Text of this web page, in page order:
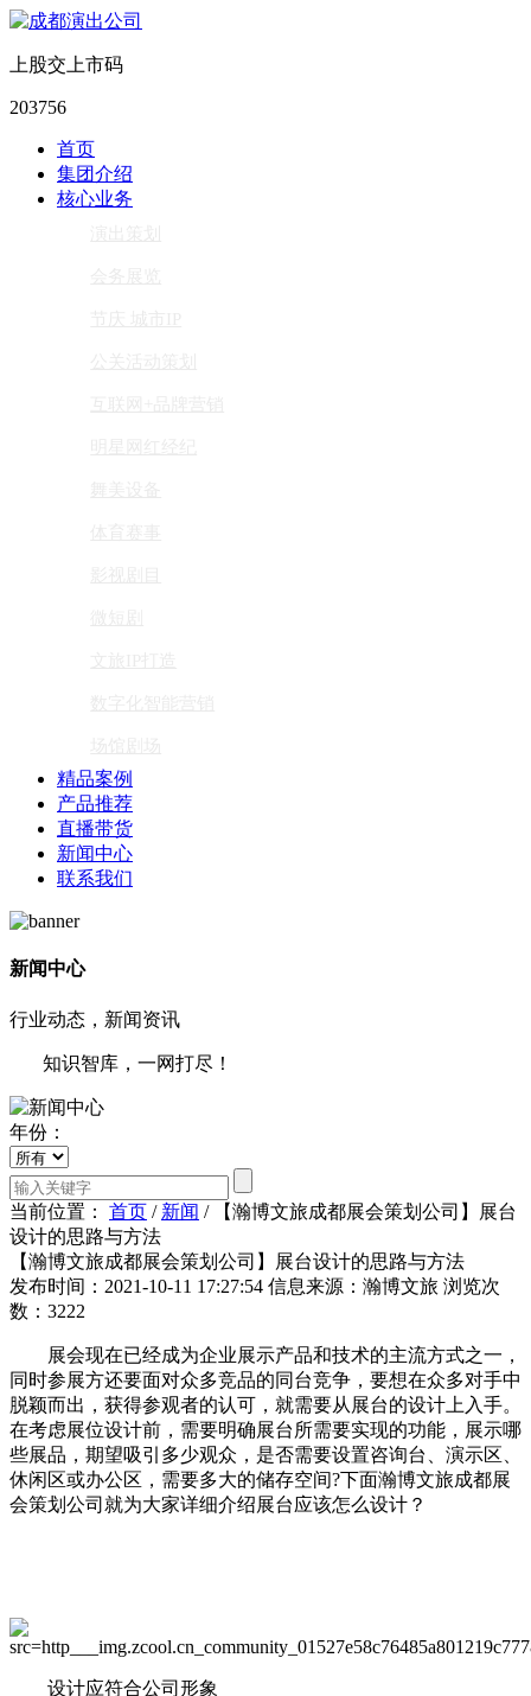
上股交上市码
203756
首页
集团介绍
核心业务
精品案例
产品推荐
直播带货
新闻中心
联系我们
新闻中心
行业动态，新闻资讯
知识智库，一网打尽！
年份：
当前位置： 首页 / 新闻 /
【瀚博文旅成都展会策划公司】展台
设计的思路与方法
【瀚博文旅成都展会策划公司】展台设计的思路与方法
发布时间：2021-10-11 17:27:54 信息来源：瀚博文旅 浏览次
数：3222
展会现在已经成为企业展示产品和技术的主流方式之一，
同时参展方还要面对众多竞品的同台竞争，要想在众多对手中
脱颖而出，获得参观者的认可，就需要从展台的设计上入手。
在考虑展位设计前，需要明确展台所需要实现的功能，展示哪
些展品，期望吸引多少观众，是否需要设置咨询台、演示区、
休闲区或办公区，需要多大的储存空间?下面瀚博文旅成都展
会策划公司就为大家详细介绍展台应该怎么设计？
设计应符合公司形象